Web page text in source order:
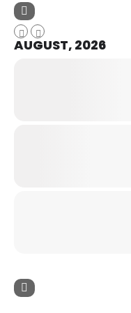
AUGUST, 2026